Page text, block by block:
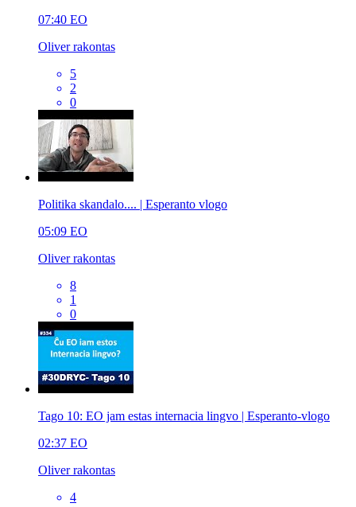
07:40 EO
Oliver rakontas
5
2
0
Politika skandalo.... | Esperanto vlogo
05:09 EO
Oliver rakontas
8
1
0
Tago 10: EO jam estas internacia lingvo | Esperanto-vlogo
02:37 EO
Oliver rakontas
4